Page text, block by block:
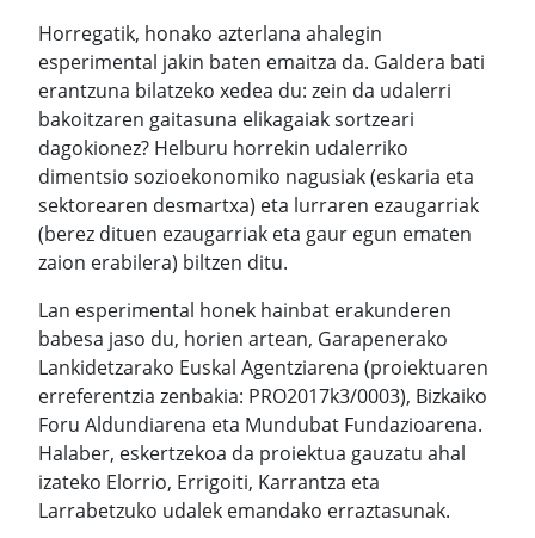
Horregatik, honako azterlana ahalegin
esperimental jakin baten emaitza da. Galdera bati
erantzuna bilatzeko xedea du: zein da udalerri
bakoitzaren gaitasuna elikagaiak sortzeari
dagokionez? Helburu horrekin udalerriko
dimentsio sozioekonomiko nagusiak (eskaria eta
sektorearen desmartxa) eta lurraren ezaugarriak
(berez dituen ezaugarriak eta gaur egun ematen
zaion erabilera) biltzen ditu.
Lan esperimental honek hainbat erakunderen
babesa jaso du, horien artean, Garapenerako
Lankidetzarako Euskal Agentziarena (proiektuaren
erreferentzia zenbakia: PRO2017k3/0003), Bizkaiko
Foru Aldundiarena eta Mundubat Fundazioarena.
Halaber, eskertzekoa da proiektua gauzatu ahal
izateko Elorrio, Errigoiti, Karrantza eta
Larrabetzuko udalek emandako erraztasunak.